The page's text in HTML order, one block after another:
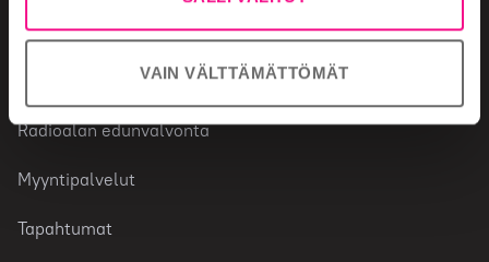
VAIN VÄLTTÄMÄTTÖMÄT
Faktaa toimialasta
Radioalan edunvalvonta
Myyntipalvelut
Tapahtumat